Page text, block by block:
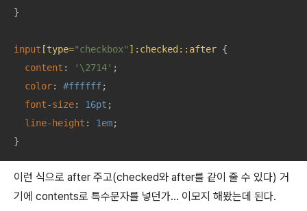
}
input [type="checkbox" ] :checked ::after {
content : '\2714' ;
color: #ffffff;
font-size: 16pt ;
line-height : 1em;
}
이런 식으로 after 주고(checked와 after를 같이 줄 수 있다) 거
기에 contents로 특수문자를 넣던가… 이모지 해봤는데 된다.